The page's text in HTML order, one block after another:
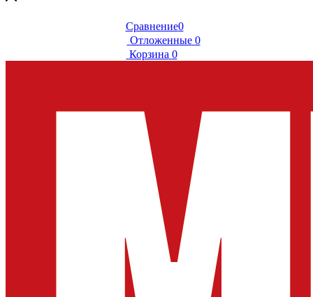
Сравнение0
Отложенные 0
Корзина 0